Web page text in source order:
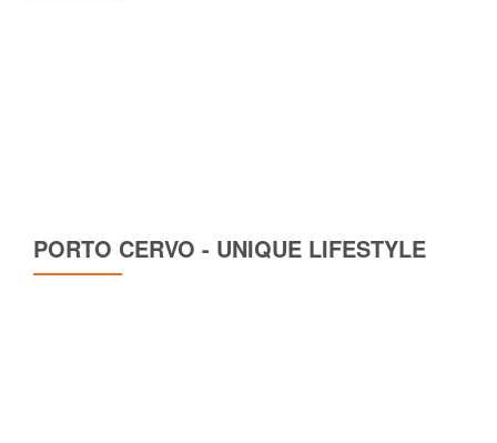
PORTO CERVO - UNIQUE LIFESTYLE